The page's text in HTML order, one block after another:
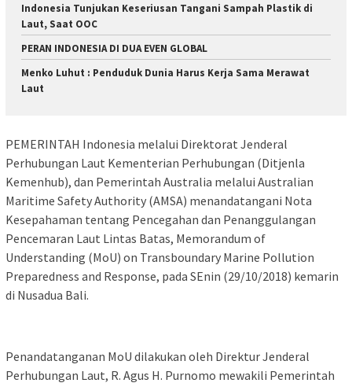
Indonesia Tunjukan Keseriusan Tangani Sampah Plastik di
Laut, Saat OOC
PERAN INDONESIA DI DUA EVEN GLOBAL
Menko Luhut : Penduduk Dunia Harus Kerja Sama Merawat
Laut
PEMERINTAH Indonesia melalui Direktorat Jenderal
Perhubungan Laut Kementerian Perhubungan (Ditjenla
Kemenhub), dan Pemerintah Australia melalui Australian
Maritime Safety Authority (AMSA) menandatangani Nota
Kesepahaman tentang Pencegahan dan Penanggulangan
Pencemaran Laut Lintas Batas, Memorandum of
Understanding (MoU) on Transboundary Marine Pollution
Preparedness and Response, pada SEnin (29/10/2018) kemarin
di Nusadua Bali.
Penandatanganan MoU dilakukan oleh Direktur Jenderal
Perhubungan Laut, R. Agus H. Purnomo mewakili Pemerintah